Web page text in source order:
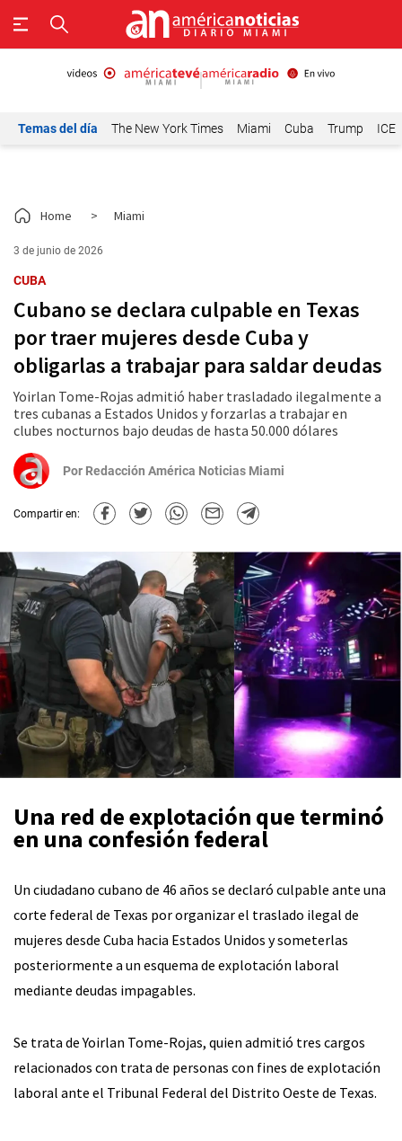
Temas del día The New York Times Miami Cuba Trump ICE
Home > Miami
3 de junio de 2026
CUBA
Cubano se declara culpable en Texas
por traer mujeres desde Cuba y
obligarlas a trabajar para saldar deudas
Yoirlan Tome-Rojas admitió haber trasladado ilegalmente a
tres cubanas a Estados Unidos y forzarlas a trabajar en
clubes nocturnos bajo deudas de hasta 50.000 dólares
Por Redacción América Noticias Miami
Compartir en:
Una red de explotación que terminó
en una confesión federal
Un ciudadano cubano de 46 años se declaró culpable ante una
corte federal de Texas por organizar el traslado ilegal de
mujeres desde Cuba hacia Estados Unidos y someterlas
posteriormente a un esquema de explotación laboral
mediante deudas impagables.
Se trata de Yoirlan Tome-Rojas, quien admitió tres cargos
relacionados con trata de personas con fines de explotación
laboral ante el Tribunal Federal del Distrito Oeste de Texas.